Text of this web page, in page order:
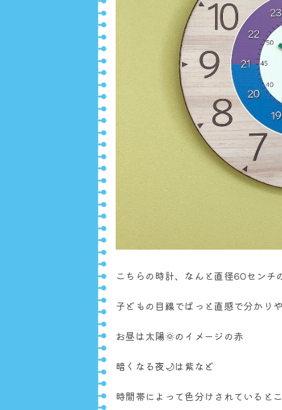
こちらの時計、なんと直径60センチ
子どもの目線でぱっと直感で分かり
お昼は太陽🌞のイメージの赤
暗くなる夜🌙は紫など
時間帯によって色分けされていると